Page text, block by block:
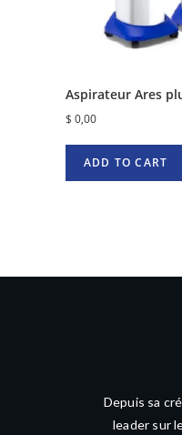
Aspirateur Ares
$ 0,00
ADD TO CART
Depuis sa
leader sur